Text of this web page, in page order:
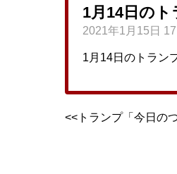
1月14日の
2021年1月15日
1月14日のトラン
<<トランプ「今日の